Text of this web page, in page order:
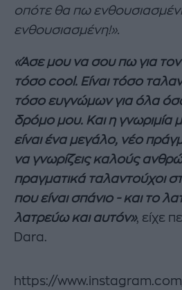
οπότε θα πω
ενθουσιασμένη!».
«Άσε μου να σου πω για τον
τόσο cool. Είναι τόσο
τόσο ευγνώμων για όλα
δρόμο μου. Και η γνωριμία
είναι ένα μεγάλο, νέο
να γνωρίζεις καλούς
πραγματικά ταλαντούχοι
που είναι σπάνιο - και το
λατρεύω και αυτόν», είχε
Dara.
https://